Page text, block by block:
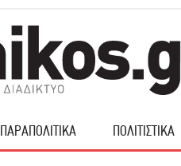
ΠΑΡΑΠΟΛΙΤΙΚΑ ΠΟΛΙΤΙΣΤΙΚΑ